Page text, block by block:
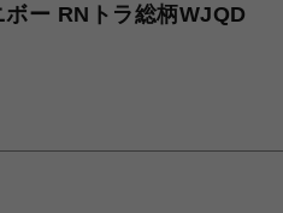
ー RNトラ総柄WJQD